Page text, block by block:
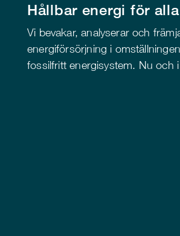
Hållbar energi för alla
Vi bevakar, analyserar och
energiförsörjning i
fossilfritt energisystem. Nu och